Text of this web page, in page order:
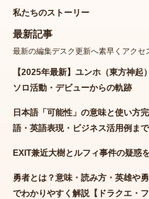
私たちのストーリー
最新記事
最新の編集デスク更新へ素早くアクセ
【2025年最新】ユンホ（東方神起
ソロ活動・デビューからの軌跡
日本語「可能性」の意味と使い方
語・英語表現・ビジネス活用例ま
EXIT兼近大樹とルフィ事件の疑惑
勇者とは？意味・読み方・英雄や
でわかりやすく解説【ドラクエ・フ